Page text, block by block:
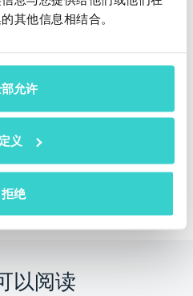
其他信息相结合。
允许
义
拒绝
？这是一个双赢的解决方
请一个免费的在线演示吧!
人效果！
以阅读